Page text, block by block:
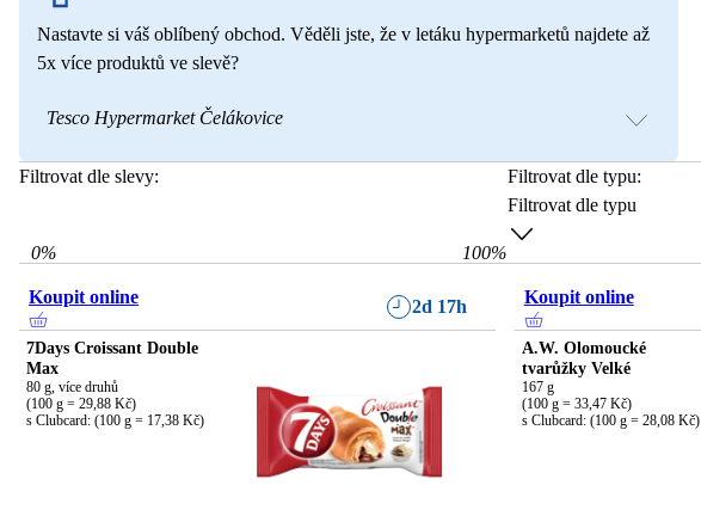
Nastavte si váš oblíbený obchod. Věděli jste, že v letáku hypermarketů najdete až
5x více produktů ve slevě?
Tesco Hypermarket Čelákovice
Filtrovat dle slevy:
0% 100%
Filtrovat dle typu:
Filtrovat dle typu
Koupit online 2d 17h
7Days Croissant Double
Max
80 g, více druhů
(100 g = 29,88 Kč)
s Clubcard: (100 g = 17,38 Kč)
Koupit online
A.W. Olomoucké
tvarůžky Velké
167 g
(100 g = 33,47 Kč)
s Clubcard: (100 g = 28,08 Kč)